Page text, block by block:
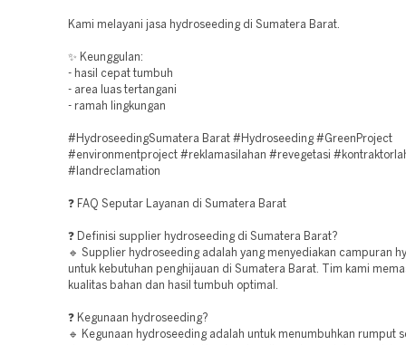
Kami melayani jasa hydroseeding di Sumatera Barat.
✨ Keunggulan:
- hasil cepat tumbuh
- area luas tertangani
- ramah lingkungan
#HydroseedingSumatera Barat #Hydroseeding #GreenProject
#environmentproject #reklamasilahan #revegetasi
#landreclamation
❓ FAQ Seputar Layanan di Sumatera Barat
❓ Definisi supplier hydroseeding di Sumatera Barat?
🔹 Supplier hydroseeding adalah yang menyediakan campuran
untuk kebutuhan penghijauan di Sumatera Barat. Tim kami
kualitas bahan dan hasil tumbuh optimal.
❓ Kegunaan hydroseeding?
🔹 Kegunaan hydroseeding adalah untuk menumbuhkan rumput